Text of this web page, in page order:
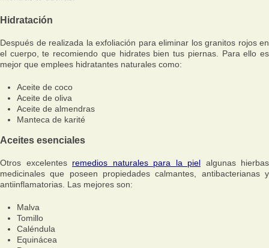
Hidratación
Después de realizada la exfoliación para eliminar los granitos rojos en
el cuerpo, te recomiendo que hidrates bien tus piernas. Para ello es
mejor que emplees hidratantes naturales como:
Aceite de coco
Aceite de oliva
Aceite de almendras
Manteca de karité
Aceites esenciales
Otros excelentes remedios naturales para la piel algunas hierbas
medicinales que poseen propiedades calmantes, antibacterianas y
antiinflamatorias. Las mejores son:
Malva
Tomillo
Caléndula
Equinácea